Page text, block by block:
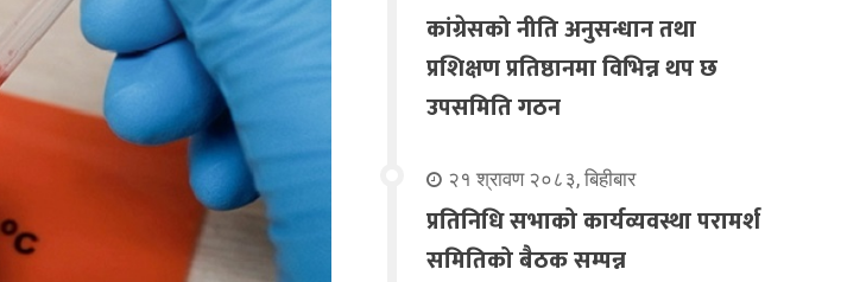
कांग्रेसको नीति अनुसन्धान तथा
प्रशिक्षण प्रतिष्ठानमा विभिन्न थप छ
उपसमिति गठन
२१ श्रावण २०८३, बिहीबार
प्रतिनिधि सभाको कार्यव्यवस्था परामर्श
समितिको बैठक सम्पन्न